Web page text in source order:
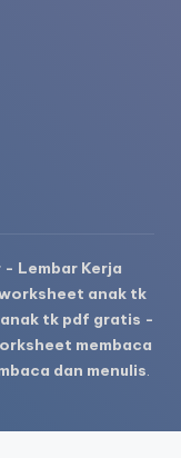
Lembar Kerja
anak tk
tk pdf gratis -
membaca
dan menulis.